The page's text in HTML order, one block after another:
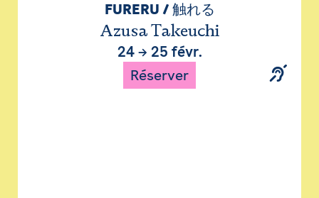
FURERU / 触れる
Azusa Takeuchi
24→ 25 févr.
Réserver